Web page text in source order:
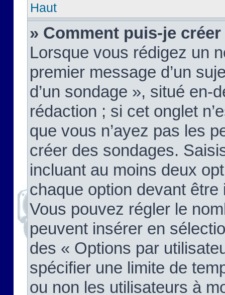
Haut
» Comment puis-je
Lorsque vous rédigez un
premier message d’un
d’un sondage », situé en-
rédaction ; si cet onglet
que vous n’ayez pas les
créer des sondages.
incluant au moins deux
chaque option devant
Vous pouvez régler le
peuvent insérer en
des « Options par
spécifier une limite de
ou non les utilisateurs à